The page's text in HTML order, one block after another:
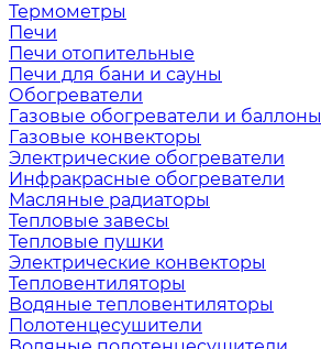
Термометры
Печи
Печи отопительные
Печи для бани и сауны
Обогреватели
Газовые обогреватели и баллоны
Газовые конвекторы
Электрические обогреватели
Инфракрасные обогреватели
Масляные радиаторы
Тепловые завесы
Тепловые пушки
Электрические конвекторы
Тепловентиляторы
Водяные тепловентиляторы
Полотенцесушители